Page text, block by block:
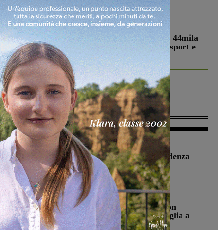
In vetrina 3 Agosto 2026
Estra Notizie agosto: Smart Cities, oltre 44mila
studenti coinvolti, torna il bando per lo sport e
debutta il podcast Estrair
Più lette
Figline Incisa Valdarno 1 Agosto 2026
Piscina di Figline finanziata oltre la scadenza
Pnrr, il gruppo di Fratelli d’Italia: “Un
ringraziamento al Governo”
Cronaca 3 Agosto 2026
Scomparso da una struttura di Castiglion
Fiorentino l’uomo che aveva ucciso la figlia a
Levane nel 2020